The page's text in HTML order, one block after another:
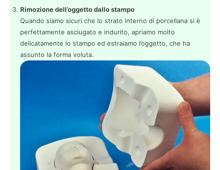
Rimozione dell’oggetto dallo stampo
Quando siamo sicuri che lo strato interno di porcellana si è
perfettamente asciugato e indurito, apriamo molto
delicatamente lo stampo ed estraiamo l’oggetto, che ha
assunto la forma voluta.